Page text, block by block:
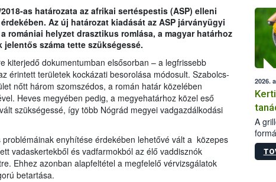
as határozata az afrikai sertéspestis (ASP) elleni
Az új határozat kiadását az ASP járványügyi
romániai helyzet drasztikus romlása, a magyar határhoz
száma tette szükségessé.
kiterjedő dokumentumban elsősorban – a legfrissebb
érintett területek kockázati besorolása módosult. Szabolcs-
nőtt három szomszédos, a román határ közelében
Heves megyében pedig, a megyehatárhoz közel eső
szükségessé, így több Nógrád megyei vadgazdálkodási
enyhítése érdekében lehetővé vált a közepes
vadaskertekből és vadfarmokból az élő vaddisznók
Ehhez azonban alapfeltétel a megfelelő vérvizsgálatok
betartása.
Az
2026.
A